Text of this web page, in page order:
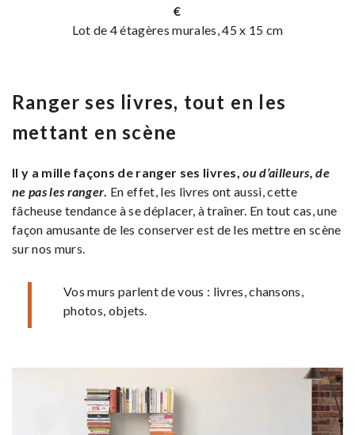
€
Lot de 4 étagères murales, 45 x 15 cm
Ranger ses livres, tout en les
mettant en scène
Il y a mille façons de ranger ses livres,ou d’ailleurs, de
ne pas les ranger. En effet, les livres ont aussi, cette
fâcheuse tendance à se déplacer, à traîner. En tout cas, une
façon amusante de les conserver est de les mettre en scène
sur nos murs.
Vos murs parlent de vous : livres, chansons,
photos, objets.